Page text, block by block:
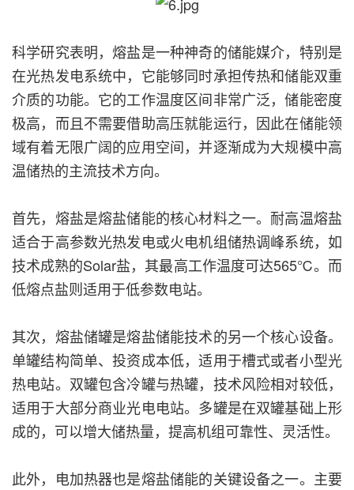
科学研究表明，熔盐是一种神奇的储能媒介，特别是
在光热发电系统中，它能够同时承担传热和储能双重
介质的功能。它的工作温度区间非常广泛，储能密度
极高，而且不需要借助高压就能运行，因此在储能领
域有着无限广阔的应用空间，并逐渐成为大规模中高
温储热的主流技术方向。
首先，熔盐是熔盐储能的核心材料之一。耐高温熔盐
适合于高参数光热发电或火电机组储热调峰系统，如
技术成熟的Solar盐，其最高工作温度可达565℃。而
低熔点盐则适用于低参数电站。
其次，熔盐储罐是熔盐储能技术的另一个核心设备。
单罐结构简单、投资成本低，适用于槽式或者小型光
热电站。双罐包含冷罐与热罐，技术风险相对较低，
适用于大部分商业光电电站。多罐是在双罐基础上形
成的，可以增大储热量，提高机组可靠性、灵活性。
此外，电加热器也是熔盐储能的关键设备之一。主要